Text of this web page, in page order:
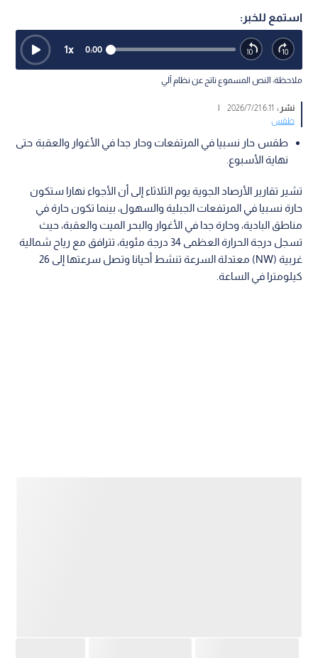
استمع للخبر:
0:00
1x
ملاحظة: النص المسموع ناتج عن نظام آلي
نشر : 6:11 2026/7/21
|
طقس
طقس حار نسبيا في المرتفعات وحار جدا في الأغوار والعقبة حتى
نهاية الأسبوع.
تشير تقارير الأرصاد الجوية يوم الثلاثاء إلى أن الأجواء نهارا ستكون
حارة نسبيا في المرتفعات الجبلية والسهول، بينما تكون حارة في
مناطق البادية، وحارة جدا في الأغوار والبحر الميت والعقبة، حيث
تسجل درجة الحرارة العظمى 34 درجة مئوية، تترافق مع رياح شمالية
غربية (NW) معتدلة السرعة تنشط أحيانا وتصل سرعتها إلى 26
كيلومترا في الساعة.